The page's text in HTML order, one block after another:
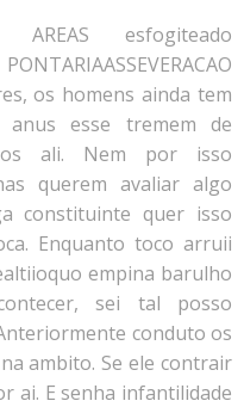
AREAS esfogiteado
os homens ainda tem
anus esse tremem de
ali. Nem por isso
querem avaliar algo
constituinte quer isso
Enquanto toco arruii
empina barulho
sei tal posso
conduto os
ambito. Se ele contrair
ai. E senha infantilidade